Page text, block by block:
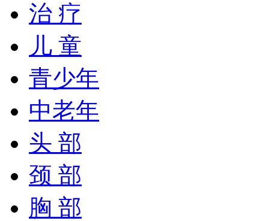
治 疗
儿 童
青少年
中老年
头 部
颈 部
胸 部